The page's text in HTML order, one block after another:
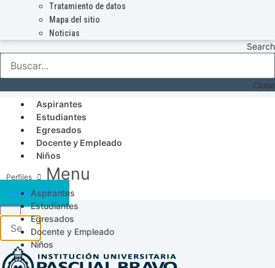
Tratamiento de datos
Mapa del sitio
Noticias
Search
Close
Aspirantes
Estudiantes
Egresados
Docente y Empleado
Niños
Menu
Aspirantes
Estudiantes
Egresados
Docente y Empleado
Niños
Acceso SICAU